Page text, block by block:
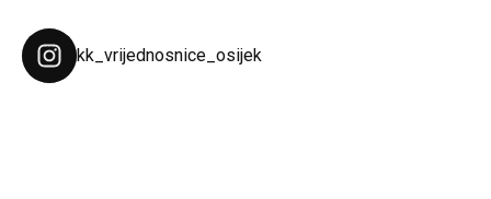
kk_vrijednosnice_osijek